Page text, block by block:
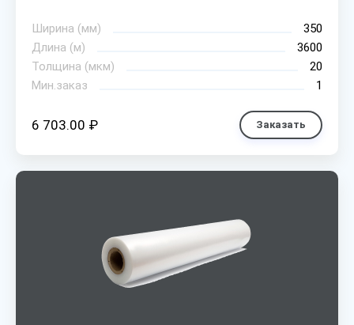
Ширина (мм)
350
Длина (м)
3600
Толщина (мкм)
20
Мин.заказ
1
6 703.00 ₽ Заказать